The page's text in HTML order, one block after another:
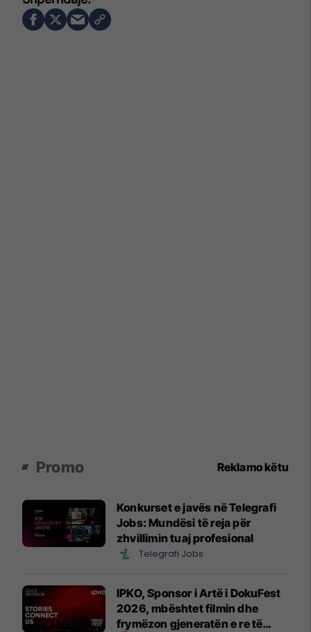
Promo Reklamo këtu
Konkurset e javës në Telegrafi
Jobs: Mundësi të reja për
zhvillimin tuaj profesional
Telegrafi Jobs
IPKO, Sponsor i Artë i DokuFest
2026, mbështet filmin dhe
frymëzon gjeneratën e re të